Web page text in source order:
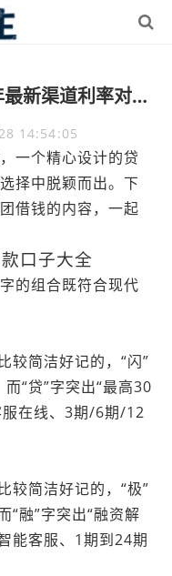
搜狗借钱与美团借钱2025年最新渠道利率对比和申请条件
14:54:05
一个精心设计的贷
择中脱颖而出。下
借钱的内容，一起
口子大全
的组合既符合现代
较简洁好记的，“闪”
“贷”字突出“最高30
服在线、3期/6期/12
较简洁好记的，“极”
“融”字突出“融资解
能客服、1期到24期